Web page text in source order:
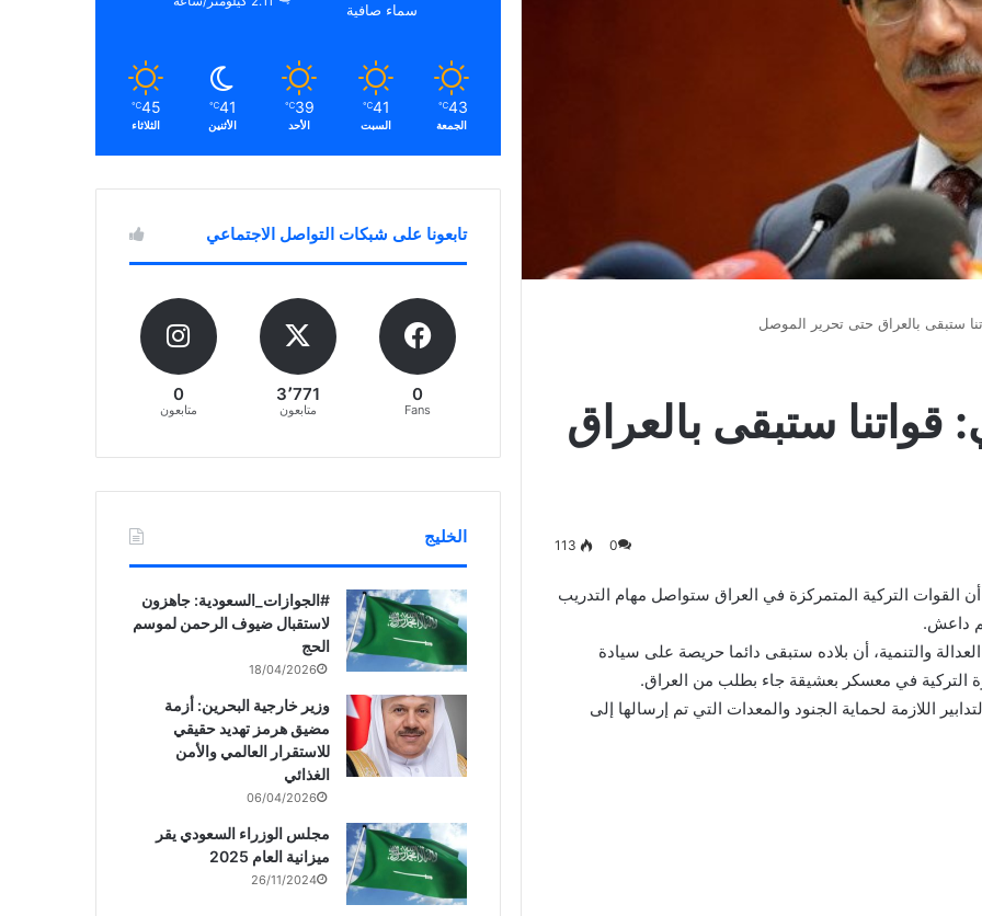
ستبقى بالعراق حتى تحرير الموصل
قواتنا ستبقى بالعراق
0
113
أن القوات التركية المتمركزة في العراق ستواصل مهام التدريب
داعش.
والتنمية، أن بلاده ستبقى دائما حريصة على سيادة
التركية في معسكر بعشيقة جاء بطلب من العراق.
اللازمة لحماية الجنود والمعدات التي تم إرسالها إلى
سماء صافية
43
℃
الجمعة
41
℃
السبت
39
℃
الأحد
41
℃
الأثنين
45
℃
الثلاثاء
تابعونا على شبكات التواصل الاجتماعي
0
Fans
3٬771
متابعون
0
متابعون
الخليج
‏‎#الجوازات_السعودية: جاهزون
لاستقبال ضيوف الرحمن لموسم
الحج
18/04/2026
وزير خارجية البحرين: أزمة
مضيق هرمز تهديد حقيقي
للاستقرار العالمي والأمن
الغذائي
06/04/2026
مجلس الوزراء السعودي يقر
ميزانية العام 2025
26/11/2024